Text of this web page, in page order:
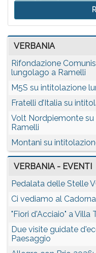
VERBANIA
Rifondazione
lungolago a Ramelli
M5S su intitolazione
Fratelli d’Italia su
Volt Nordpiemonte
Ramelli
Montani su
VERBANIA - EVENTI
Pedalata delle Stelle
Ci vediamo al
"Fiori d'Acciaio" a Villa
Due visite guidate
Paesaggio